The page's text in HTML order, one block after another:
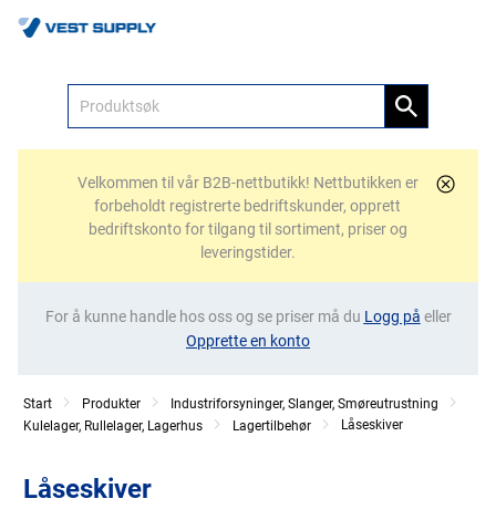
Velkommen til vår B2B-nettbutikk! Nettbutikken er
forbeholdt registrerte bedriftskunder, opprett
bedriftskonto for tilgang til sortiment, priser og
leveringstider.
For å kunne handle hos oss og se priser må du Logg på eller
Opprette en konto
Start Produkter
Industriforsyninger, Slanger, Smøreutrustning
Kulelager, Rullelager, Lagerhus
Lagertilbehør Låseskiver
Låseskiver